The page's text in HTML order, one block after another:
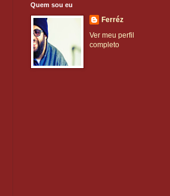
Quem sou eu
Ferréz
Ver meu perfil
completo